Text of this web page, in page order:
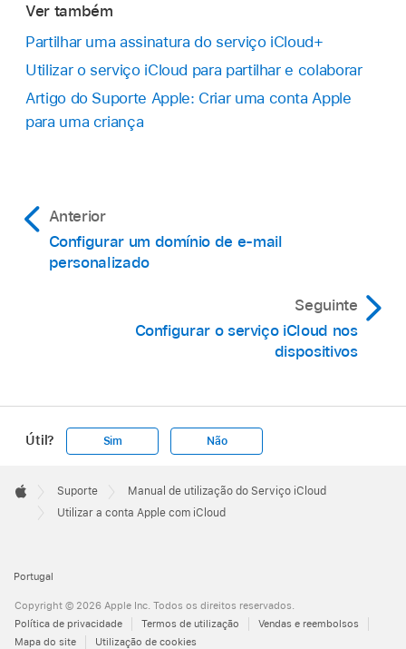
Ver também
Partilhar uma assinatura do serviço iCloud+
Utilizar o serviço iCloud para partilhar e colaborar
Artigo do Suporte Apple: Criar uma conta Apple
para uma criança
Anterior
Configurar um domínio de e‑mail
personalizado
Seguinte
Configurar o serviço iCloud nos
dispositivos
Útil? Sim Não
Footer

Apple
Suporte
Manual de utilização do Serviço iCloud
Utilizar a conta Apple com iCloud
Portugal
Copyright © 2026 Apple Inc. Todos os direitos reservados.
Política de privacidade
Termos de utilização
Vendas e reembolsos
Mapa do site
Utilização de cookies